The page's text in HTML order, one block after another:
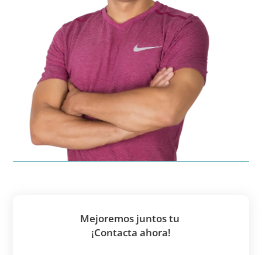
Mejoremos juntos tu
¡Contacta ahora!